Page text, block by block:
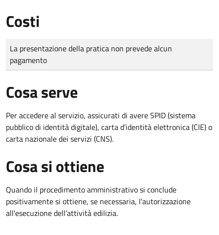
Costi
Tipo di pagamento
Importo
La presentazione della pratica non prevede alcun
pagamento
Cosa serve
Per accedere al servizio, assicurati di avere SPID (sistema
pubblico di identità digitale), carta d’identità elettronica (CIE) o
carta nazionale dei servizi (CNS).
Cosa si ottiene
Quando il procedimento amministrativo si conclude
positivamente si ottiene, se necessaria, l'autorizzazione
all'esecuzione dell'attività edilizia.